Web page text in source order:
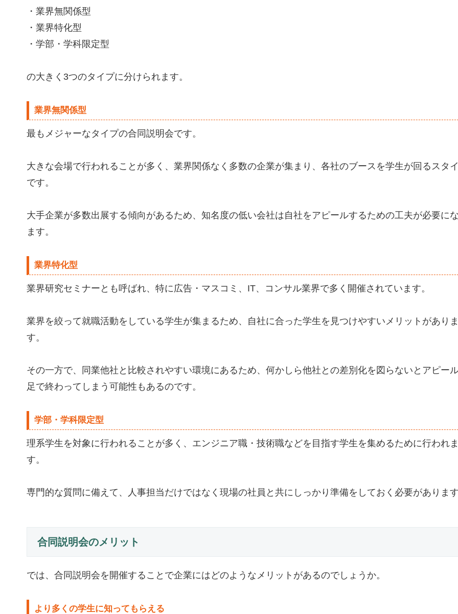
・業界無関係型
・業界特化型
・学部・学科限定型
の大きく3つのタイプに分けられます。
業界無関係型
最もメジャーなタイプの合同説明会です。
大きな会場で行われることが多く、業界関係なく多数の企業が集まり、各社のブースを学生が回るスタ
です。
大手企業が多数出展する傾向があるため、知名度の低い会社は自社をアピールするための工夫が必要に
ます。
業界特化型
業界研究セミナーとも呼ばれ、特に広告・マスコミ、IT、コンサル業界で多く開催されています。
業界を絞って就職活動をしている学生が集まるため、自社に合った学生を見つけやすいメリットがあり
す。
その一方で、同業他社と比較されやすい環境にあるため、何かしら他社との差別化を図らないとアピー
足で終わってしまう可能性もあるのです。
学部・学科限定型
理系学生を対象に行われることが多く、エンジニア職・技術職などを目指す学生を集めるために行われ
す。
専門的な質問に備えて、人事担当だけではなく現場の社員と共にしっかり準備をしておく必要がありま
合同説明会のメリット
では、合同説明会を開催することで企業にはどのようなメリットがあるのでしょうか。
より多くの学生に知ってもらえる